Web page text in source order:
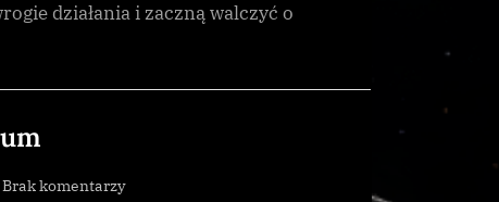
działania i zaczną walczyć o
Brak komentarzydo